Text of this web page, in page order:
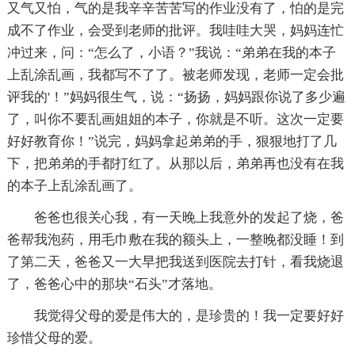
又气又怕，气的是我辛辛苦苦写的作业没有了，怕的是完
成不了作业，会受到老师的批评。我哇哇大哭，妈妈连忙
冲过来，问：“怎么了，小语？”我说：“弟弟在我的本子
上乱涂乱画，我都写不了了。被老师发现，老师一定会批
评我的'！”妈妈很生气，说：“扬扬，妈妈跟你说了多少遍
了，叫你不要乱画姐姐的本子，你就是不听。这次一定要
好好教育你！”说完，妈妈拿起弟弟的手，狠狠地打了几
下，把弟弟的手都打红了。从那以后，弟弟再也没有在我
的本子上乱涂乱画了。
爸爸也很关心我，有一天晚上我意外的发起了烧，爸
爸帮我泡药，用毛巾敷在我的额头上，一整晚都没睡！到
了第二天，爸爸又一大早把我送到医院去打针，看我烧退
了，爸爸心中的那块“石头”才落地。
我觉得父母的爱是伟大的，是珍贵的！我一定要好好
珍惜父母的爱。